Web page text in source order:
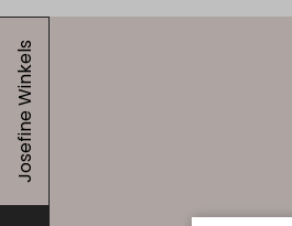
News
Josefine Winkels